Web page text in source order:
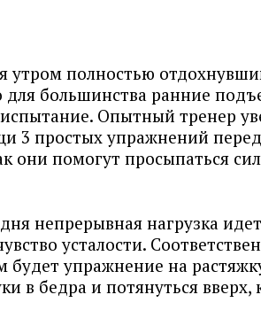
утром полностью
для большинства ранние
испытание. Опытный тренер
3 простых упражнений
они помогут просыпаться
непрерывная нагрузка
усталости.
будет упражнение на
в бедра и потянуться